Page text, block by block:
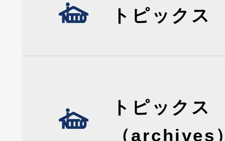
トピックス
トピックス
（archives